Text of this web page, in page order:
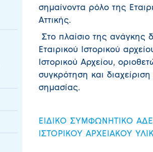
σημαίνοντα ρόλο της
Αττικής.
Στο πλαίσιο της ανάγκης
Εταιρικού Ιστορικού
Ιστορικού Αρχείου,
συγκρότηση και διαχείριση
σημασίας.
ΕΙΔΙΚΟ ΣΥΜΦΩΝΗΤΙΚΟ
ΙΣΤΟΡΙΚΟΥ ΑΡΧΕΙΑΚΟΥ